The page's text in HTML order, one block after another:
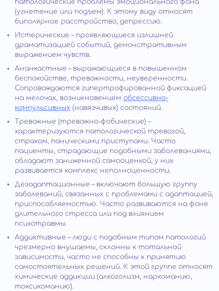
патологические проблемы эмоционального фона
(угнетение или подъем). К этому виду относят
биполярное расстройство, депрессию.
Истерические – проявляющиеся излишней
драматизацией событий, демонстративным
выражением чувств.
Ананкастные – выражающиеся в повышенном
беспокойстве, тревожности, неуверенности.
Сопровождаются гипертрофированной фиксацией
на мелочах, возникновением обсессивно-
компульсивных (навязчивых) состояний.
Тревожные (тревожно-фобические) –
характеризуются патологической тревогой,
страхом, паническими приступами. Часто
пациенты, страдающие подобными заболеваниями,
обладают заниженной самооценкой, у них
развивается комплекс неполноценности.
Дезадаптационные – включают большую группу
заболеваний, связанных с проблемами с адаптацией,
приспособляемостью. Часто развиваются на фоне
длительного стресса или под влиянием
психотравмы.
Аддиктивные – люди с подобным типом патологий
чрезмерно внушаемы, склонны к тотальной
зависимости, часто не способны к принятию
самостоятельных решений. К этой группе относят
химические аддикции (алкоголизм, наркоманию,
токсикоманию).